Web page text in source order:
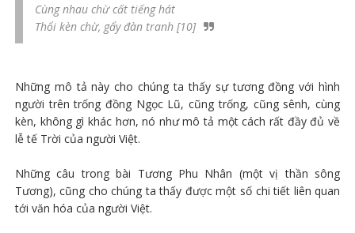
Cùng nhau chừ cất tiếng hát
Thổi kèn chừ, gẩy đàn tranh [10]
Những mô tả này cho chúng ta thấy sự tương đồng với hình
người trên trống đồng Ngọc Lũ, cũng trống, cũng sênh, cùng
kèn, không gì khác hơn, nó như mô tả một cách rất đầy đủ về
lễ tế Trời của người Việt.
Những câu trong bài Tương Phu Nhân (một vị thần sông
Tương), cũng cho chúng ta thấy được một số chi tiết liên quan
tới văn hóa của người Việt.